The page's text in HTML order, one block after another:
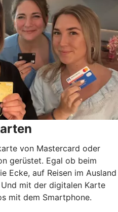
von Mastercard oder
gerüstet. Egal ob beim
Ecke, auf Reisen im Ausland
mit der digitalen Karte
mit dem Smartphone.